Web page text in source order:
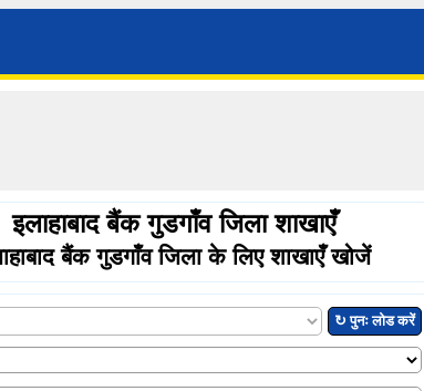
इलाहाबाद बैंक गुडगाँव जिला शाखाएँ
बैंक गुडगाँव जिला के लिए शाखाएँ खोजें
↻ पुनः लोड करें